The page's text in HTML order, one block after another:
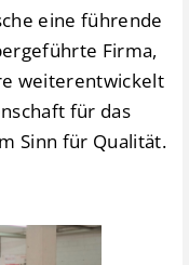
eine führende
Firma,
weiterentwickelt
für das
Sinn für Qualität.